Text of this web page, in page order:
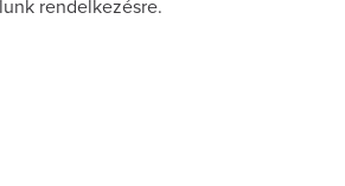
rendelkezésre.